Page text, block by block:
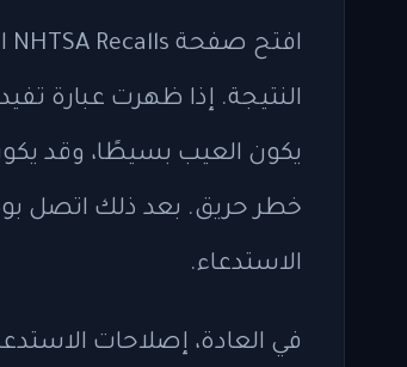
يكون العيب بسيطًا، وقد
خطر حريق. بعد ذلك اتصل
الاستدعاء.
في العادة، إصلاحات